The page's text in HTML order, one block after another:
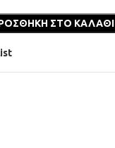
ΣΤΟ ΚΑΛΆΘΙ